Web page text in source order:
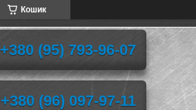
Кошик
+380 (95) 793-96-07
+380 (96) 097-97-11